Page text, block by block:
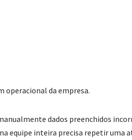
operacional da empresa.
dados preenchidos
equipe inteira precisa repetir uma